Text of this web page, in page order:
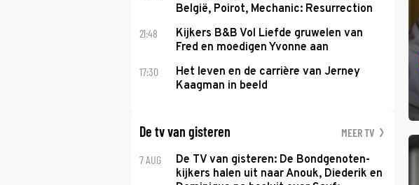
België, Poirot, Mechanic: Resurrection
21:48
Kijkers B&B Vol Liefde gruwelen van
Fred en moedigen Yvonne aan
17:30
Het leven en de carrière van Jerney
Kaagman in beeld
De tv van gisteren MEER TV
7 AUG
De TV van gisteren: De Bondgenoten-
kijkers halen uit naar Anouk, Diederik en